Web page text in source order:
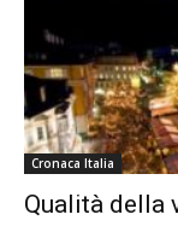
Cronaca Italia
Qualità della